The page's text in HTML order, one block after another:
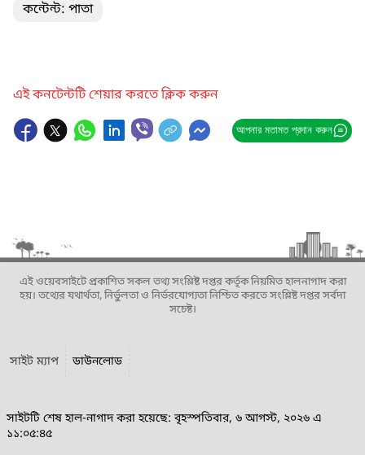
কন্টেন্ট: পাতা
এই কনটেন্টটি শেয়ার করতে ক্লিক করুন
আপনার মতামত প্রদান করুন
এই ওয়েবসাইটে প্রকাশিত সকল তথ্য সংশ্লিষ্ট দপ্তর কর্তৃক নিয়মিত হালনাগাদ করা
হয়। তথ্যের যথার্থতা, নির্ভুলতা ও নির্ভরযোগ্যতা নিশ্চিত করতে সংশ্লিষ্ট দপ্তর সর্বদা
সচেষ্ট।
সাইট ম্যাপ ডাউনলোড
সাইটটি শেষ হাল-নাগাদ করা হয়েছে: বৃহস্পতিবার, ৬ আগস্ট, ২০২৬ এ
১১:০৫:৪৫